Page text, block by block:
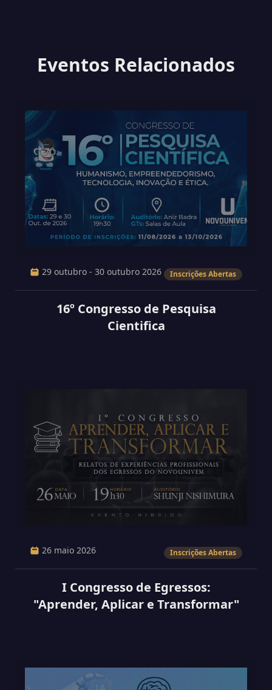
Eventos Relacionados
29 outubro - 30 outubro 2026 Inscrições Abertas
16º Congresso de Pesquisa
Cientifica
26 maio 2026 Inscrições Abertas
I Congresso de Egressos:
"Aprender, Aplicar e Transformar"